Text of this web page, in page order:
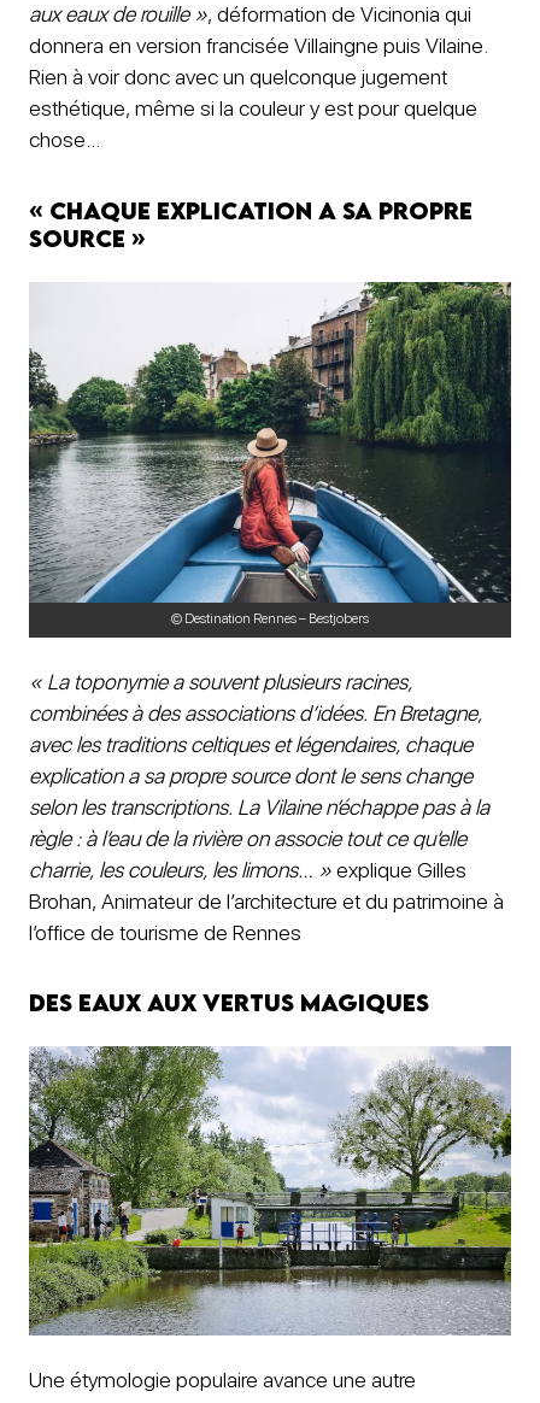
aux eaux de rouille », déformation de Vicinonia qui
donnera en version francisée Villaingne puis Vilaine.
Rien à voir donc avec un quelconque jugement
esthétique, même si la couleur y est pour quelque
chose…
« Chaque explication a sa propre
source »
© Destination Rennes – Bestjobers
« La toponymie a souvent plusieurs racines,
combinées à des associations d’idées. En Bretagne,
avec les traditions celtiques et légendaires, chaque
explication a sa propre source dont le sens change
selon les transcriptions. La Vilaine n’échappe pas à la
règle : à l’eau de la rivière on associe tout ce qu’elle
charrie, les couleurs, les limons… »explique Gilles
Brohan, Animateur de l’architecture et du patrimoine à
l’office de tourisme de Rennes
Des eaux aux vertus magiques
Une étymologie populaire avance une autre